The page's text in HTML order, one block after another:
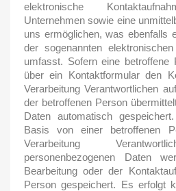
elektronische
Unternehmen sowie eine
uns ermöglichen, was ebenfalls
der sogenannten
umfasst. Sofern eine
über ein Kontaktformular den
Verarbeitung Verantwortlichen
der betroffenen Person
Daten automatisch
Basis von einer betroffenen
Verarbeitung
personenbezogenen Daten
Bearbeitung oder der
Person gespeichert. Es erfolgt